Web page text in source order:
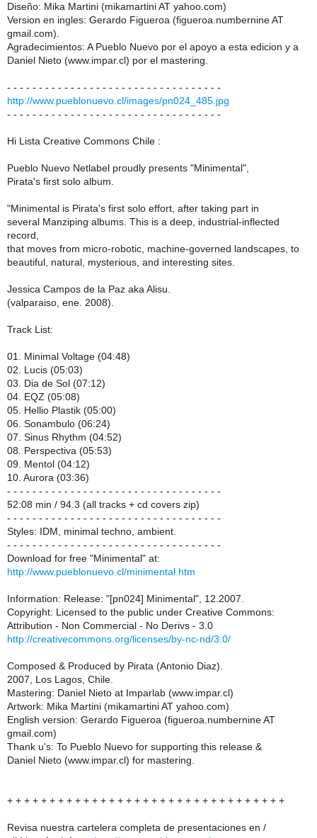
Diseño: Mika Martini (mikamartini AT yahoo.com)
Version en ingles: Gerardo Figueroa (figueroa.numbernine AT
gmail.com).
Agradecimientos: A Pueblo Nuevo por el apoyo a esta edicion y a
Daniel Nieto (www.impar.cl) por el mastering.
- - - - - - - - - - - - - - - - - - - - - - - - - - - - - - - - - -
http://www.pueblonuevo.cl/images/pn024_485.jpg
- - - - - - - - - - - - - - - - - - - - - - - - - - - - - - - - - -
Hi Lista Creative Commons Chile :
Pueblo Nuevo Netlabel proudly presents "Minimental",
Pirata's first solo album.
"Minimental is Pirata's first solo effort, after taking part in
several Manziping albums. This is a deep, industrial-inflected
record,
that moves from micro-robotic, machine-governed landscapes, to
beautiful, natural, mysterious, and interesting sites.
Jessica Campos de la Paz aka Alisu.
(valparaiso, ene. 2008).
Track List:
01. Minimal Voltage (04:48)
02. Lucis (05:03)
03. Dia de Sol (07:12)
04. EQZ (05:08)
05. Hellio Plastik (05:00)
06. Sonambulo (06:24)
07. Sinus Rhythm (04:52)
08. Perspectiva (05:53)
09. Mentol (04:12)
10. Aurora (03:36)
- - - - - - - - - - - - - - - - - - - - - - - - - - - - - - - - - -
52:08 min / 94.3 (all tracks + cd covers zip)
- - - - - - - - - - - - - - - - - - - - - - - - - - - - - - - - - -
Styles: IDM, minimal techno, ambient.
- - - - - - - - - - - - - - - - - - - - - - - - - - - - - - - - - -
Download for free "Minimental" at:
http://www.pueblonuevo.cl/minimental.htm
Information: Release: "[pn024] Minimental", 12.2007.
Copyright: Licensed to the public under Creative Commons:
Attribution - Non Commercial - No Derivs - 3.0
http://creativecommons.org/licenses/by-nc-nd/3.0/
Composed & Produced by Pirata (Antonio Diaz).
2007, Los Lagos, Chile.
Mastering: Daniel Nieto at Imparlab (www.impar.cl)
Artwork: Mika Martini (mikamartini AT yahoo.com)
English version: Gerardo Figueroa (figueroa.numbernine AT
gmail.com)
Thank u's: To Pueblo Nuevo for supporting this release &
Daniel Nieto (www.impar.cl) for mastering.
+ + + + + + + + + + + + + + + + + + + + + + + + + + + + + + + + +
Revisa nuestra cartelera completa de presentaciones en /